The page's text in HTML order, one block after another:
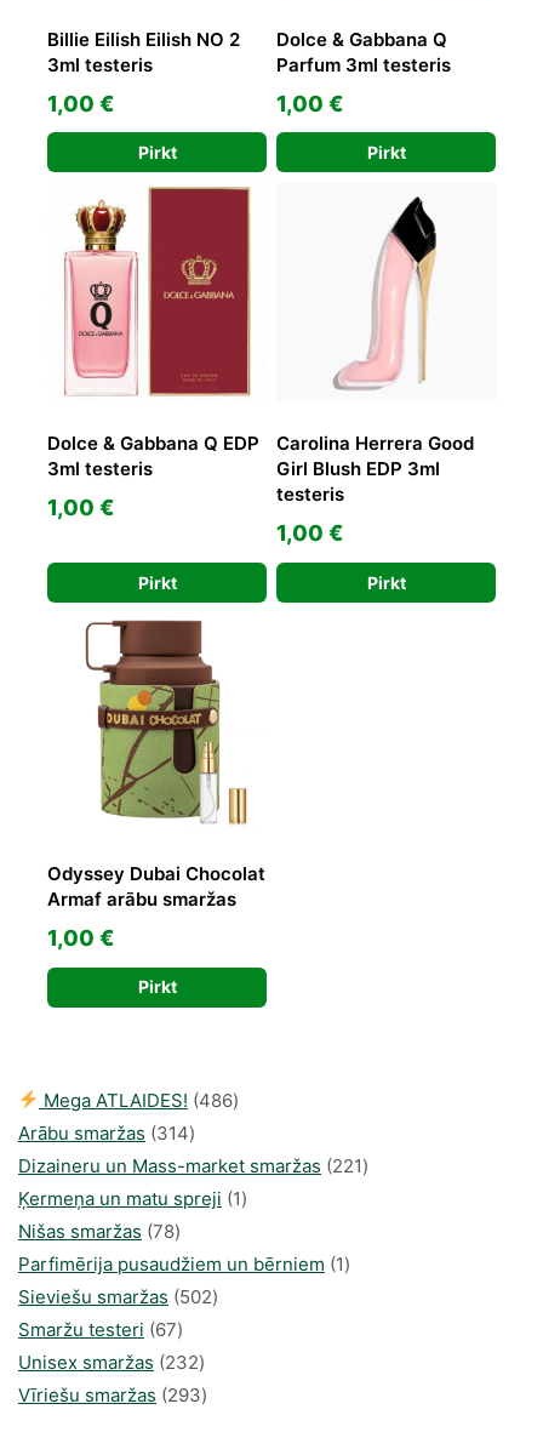
Billie Eilish Eilish NO 2
3ml testeris
1,00 €
Pirkt
Dolce & Gabbana Q
Parfum 3ml testeris
1,00 €
Pirkt
Dolce & Gabbana Q EDP
3ml testeris
1,00 €
Pirkt
Carolina Herrera Good
Girl Blush EDP 3ml
testeris
1,00 €
Pirkt
Odyssey Dubai Chocolat
Armaf arābu smaržas
1,00 €
Pirkt
Mega ATLAIDES! 486486
Arābu smaržas 314314
produkti
Dizaineru un Mass-market smaržas 221221
Ķermeņa un matu spreji 11
Nišas smaržas 7878
produkts
Parfimērija pusaudžiem un bērniem 11
Sieviešu smaržas 502502
Smaržu testeri 6767
produkts
Unisex smaržas 232232
produkts
Vīriešu smaržas 293293